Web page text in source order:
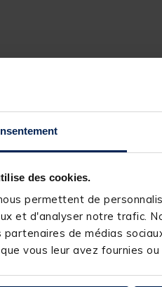
des cookies.
permettent de
et d'analyser notre trafic.
partenaires de médias
vous leur avez fournies
pour une meilleure perception
meilleure résistance lors des
aux nœuds